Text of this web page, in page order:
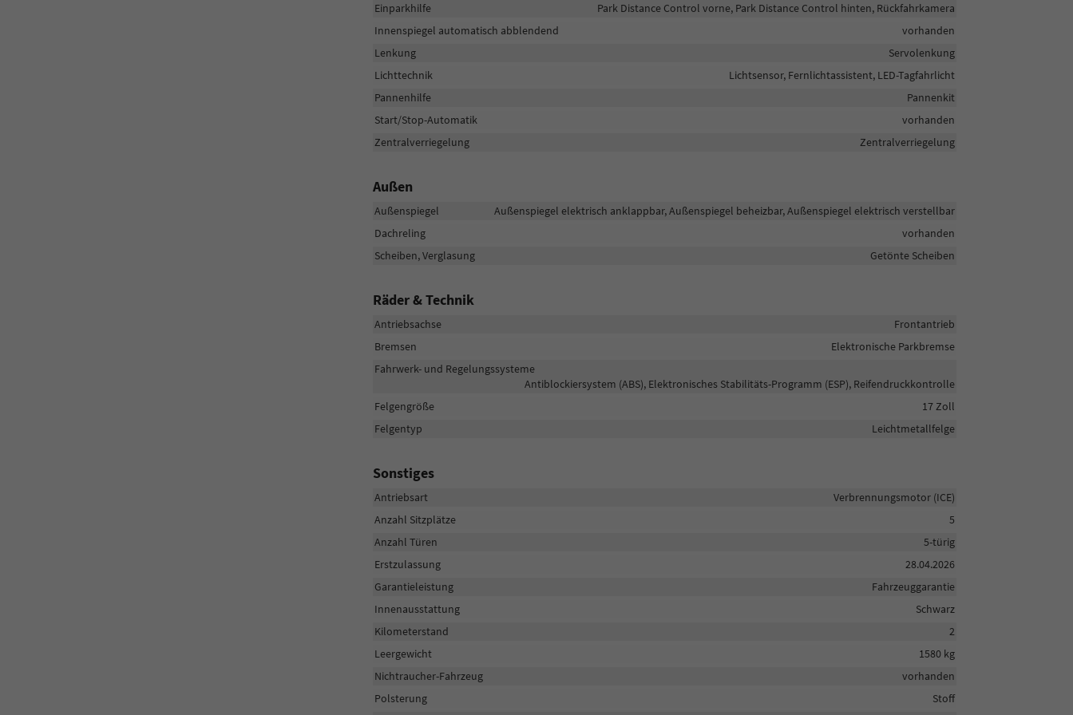
Einparkhilfe
Park Distance Control vorne, Park Distance Control hinten, Rückfahrkamera
Innenspiegel automatisch abblendend
vorhanden
Lenkung
Servolenkung
Lichttechnik
Lichtsensor, Fernlichtassistent, LED-Tagfahrlicht
Pannenhilfe
Pannenkit
Start/Stop-Automatik
vorhanden
Zentralverriegelung
Zentralverriegelung
Außen
Außenspiegel
Außenspiegel elektrisch anklappbar, Außenspiegel beheizbar, Außenspiegel elektrisch verstellbar
Dachreling
vorhanden
Scheiben, Verglasung
Getönte Scheiben
Räder & Technik
Antriebsachse
Frontantrieb
Bremsen
Elektronische Parkbremse
Fahrwerk- und Regelungssysteme
Antiblockiersystem (ABS), Elektronisches Stabilitäts-Programm (ESP), Reifendruckkontrolle
Felgengröße
17 Zoll
Felgentyp
Leichtmetallfelge
Sonstiges
Antriebsart
Verbrennungsmotor (ICE)
Anzahl Sitzplätze
5
Anzahl Türen
5-türig
Erstzulassung
28.04.2026
Garantieleistung
Fahrzeuggarantie
Innenausstattung
Schwarz
Kilometerstand
2
Leergewicht
1580 kg
Nichtraucher-Fahrzeug
vorhanden
Polsterung
Stoff